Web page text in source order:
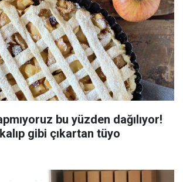
bu yüzden dağılıyor!
gibi çıkartan tüyo